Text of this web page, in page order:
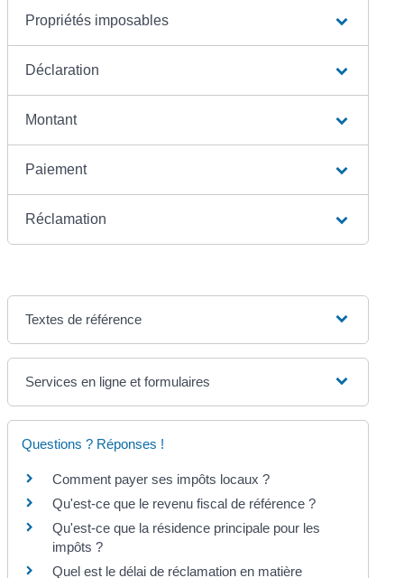
Propriétés imposables
Déclaration
Montant
Paiement
Réclamation
Textes de référence
Services en ligne et formulaires
Questions ? Réponses !
Comment payer ses impôts locaux ?
Qu'est-ce que le revenu fiscal de référence ?
Qu'est-ce que la résidence principale pour les
impôts ?
Quel est le délai de réclamation en matière